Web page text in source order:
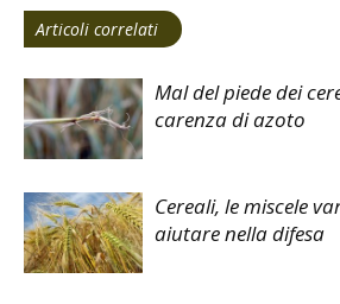
Articoli correlati
Mal del piede dei
carenza di azoto
Cereali, le miscele
aiutare nella difesa